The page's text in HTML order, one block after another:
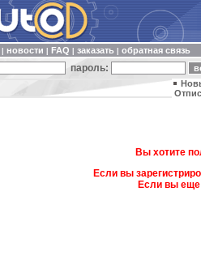
новости FAQ заказать обратная связь
пароль:
Вы хотите
Если вы
Если вы еще